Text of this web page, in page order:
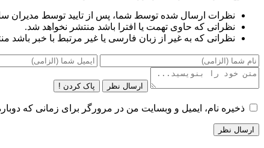
نظرات ارسال شده توسط شما، پس از تایید توسط مدیران
نظراتی که حاوی تهمت یا افترا باشد منتشر نخواهد شد.
نظراتی که به غیر از زبان فارسی یا غیر مرتبط با خبر باشد
ارسال نظر پاک کردن !
ذخیره نام، ایمیل و وبسایت من در مرورگر برای زمانی که